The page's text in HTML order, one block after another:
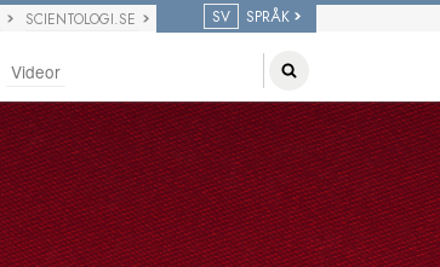
SCIENTOLOGI.SE SV SPRÅK
Videor